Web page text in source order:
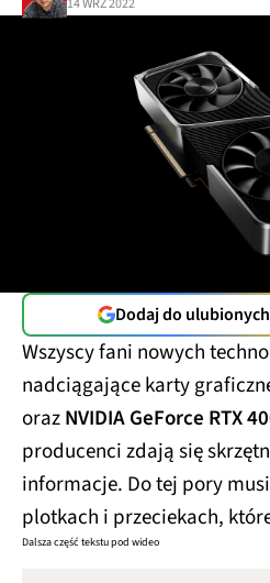
Dodaj do
Wszyscy fani nowych
nadciągające karty
orazNVIDIAGeForce RTX
producenci zdają się
informacje. Do tej pory
plotkach i przeciekach,
Dalsza część tekstu pod wideo